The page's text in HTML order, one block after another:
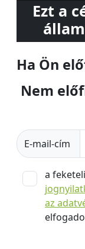
Ezt a
Ha Ön
Nem
E-mail-cím
a
az